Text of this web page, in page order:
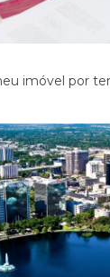
imóvel por